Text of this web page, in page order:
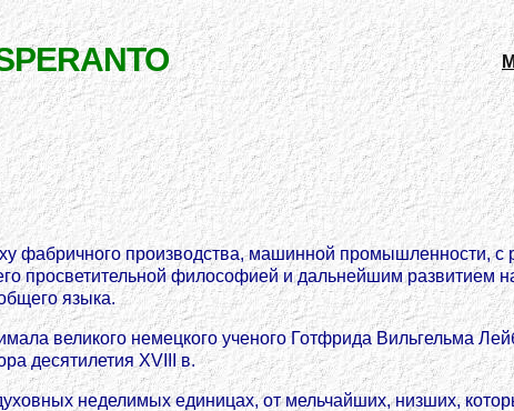
фабричного производства, машинной промышленности, с
просветительной философией и дальнейшим развитием
языка.
великого немецкого ученого Готфрида Вильгельма
десятилетия XVIII в.
неделимых единицах, от мельчайших, низших,